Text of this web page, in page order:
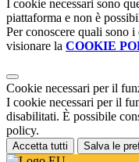
I cookie necessari sono
piattaforma e non è
Per conoscere quali sono
visionare la COOKIE
Cookie necessari per il
I cookie necessari per il
disabilitati. È possibile
policy.
Accetta tutti Salva le